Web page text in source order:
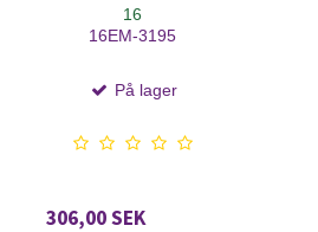
16
16EM-3195
På lager
306,00 SEK